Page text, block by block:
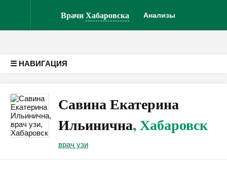
ВрачиХабаровска Анализы
☰ НАВИГАЦИЯ
Савина Екатерина
Ильинична, Хабаровск
врач узи